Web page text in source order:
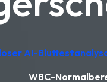
AI-
WBC-